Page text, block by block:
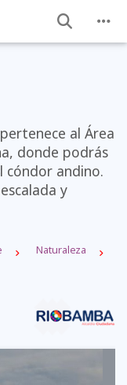
al Área
donde podrás
cóndor andino.
y
Naturaleza